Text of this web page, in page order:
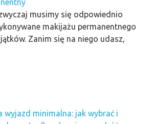
musimy się odpowiednio
makijażu permanentnego
Zanim się na niego udasz,
wyjazd minimalna: jak wybrać i